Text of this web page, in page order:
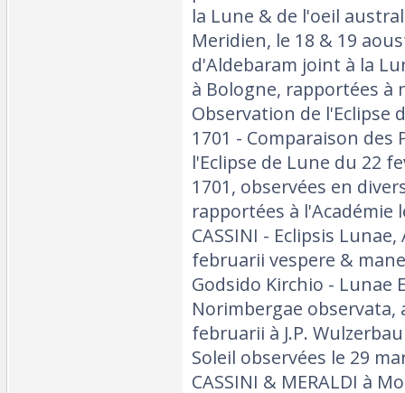
la Lune & de l'oeil
Meridien, le 18 & 19
d'Aldebaram joint à la
à Bologne, rapportées à
Observation de l'Eclipse
1701 - Comparaison des
l'Eclipse de Lune du 22
1701, observées en
rapportées à l'Académie
CASSINI - Eclipsis
februarii vespere &
Godsido Kirchio - Lunae
Norimbergae observata,
februarii à J.P.
Soleil observées le 29
CASSINI & MERALDI à